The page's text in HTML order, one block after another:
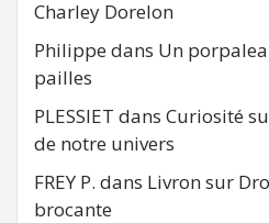
Charley Dorelon
Philippe dans Un
pailles
PLESSIET dans Curiosité
de notre univers
FREY P. dans Livron sur
brocante